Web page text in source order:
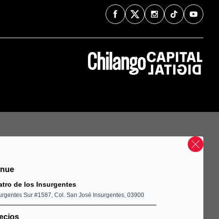
de los Insurgentes
Sur #1587, Col. San José Insurgentes, 03900